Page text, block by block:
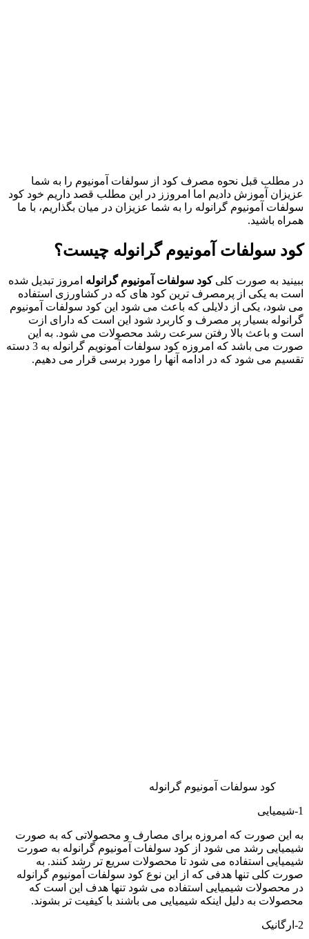
در مطلب قبل نحوه مصرف کود از سولفات آمونیوم را به شما
عزیزان آموزش دادیم اما امروزز در این مطلب قصد داریم خود کود
سولفات آمونیوم گرانوله را به شما عزیزان در میان بگذاریم، با ما
همراه باشید.
کود سولفات آمونیوم گرانوله چیست؟
ببینید به صورت کلیکود سولفات آمونیوم گرانوله امروز تبدیل شده
است به یکی از پرمصرف ترین کود های که در کشاورزی استفاده
می شود، یکی از دلایلی که باعث می شود این کود سولفات آمونیوم
گرانوله بسیار پر مصرف و کاربرد شود این است که دارای ازت
است و باعث بالا رفتن سرعت رشد محصولات می شود. به این
صورت می باشد که امروزه کود سولفات آمونویم گرانوله به 3 دسته
تقسیم می شود که در ادامه آنها را مورد برسی قرار می دهیم.
کود سولفات آمونیوم گرانوله
1-شیمیایی
به این صورت که امروزه برای مصارف و محصولاتی که به صورت
شیمیایی رشد می شود از کود سولفات آمونیوم گرانوله به صورت
شیمیایی استفاده می شود تا محصولات سریع تر رشد کنند. به
صورت کلی تنها هدفی که از این نوع کود سولفات آمونیوم گرانوله
در محصولات شیمیایی استفاده می شود تنها هدف این است که
محصولات به دلیل اینکه شیمیایی می باشند با کیفیت تر بشوند.
2-ارگانیک